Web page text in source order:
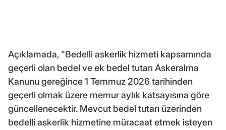
Açıklamada, "Bedelli askerlik hizmeti kapsamında
geçerli olan bedel ve ek bedel tutarı Askeralma
Kanunu gereğince 1 Temmuz 2026 tarihinden
geçerli olmak üzere memur aylık katsayısına göre
güncellenecektir. Mevcut bedel tutarı üzerinden
bedelli askerlik hizmetine müracaat etmek isteyen